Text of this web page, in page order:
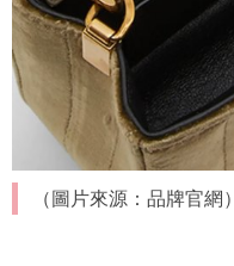
（圖片來源：品牌官網）